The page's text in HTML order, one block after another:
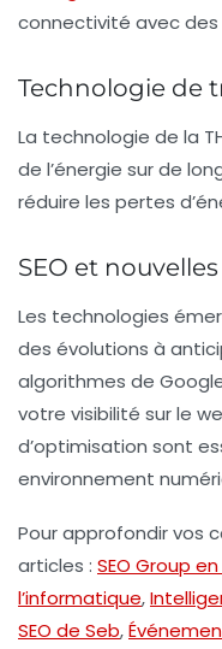
connectivité avec
Technologie de
La technologie de la
de l’énergie sur de
réduire les pertes
SEO et
Les technologies
des évolutions à
algorithmes de
votre visibilité sur le
d’optimisation sont
environnement
Pour approfondir vos
articles : SEO Group
l’informatique,
SEO de Seb,